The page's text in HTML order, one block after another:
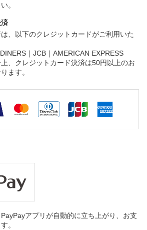
。
済
、以下のクレジットカードがご利用いた
｜JCB｜AMERICAN EXPRESS
、クレジットカード決済は50円以上のお
ます。
アプリが自動的に立ち上がり、お支
。